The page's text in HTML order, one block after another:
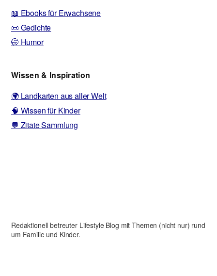
📖 Ebooks für Erwachsene
📜 Gedichte
🤭 Humor
Wissen & Inspiration
🌍 Landkarten aus aller Welt
🧠 Wissen für Kinder
💬 Zitate Sammlung
Redaktionell betreuter Lifestyle Blog mit Themen (nicht nur) rund
um Familie und Kinder.